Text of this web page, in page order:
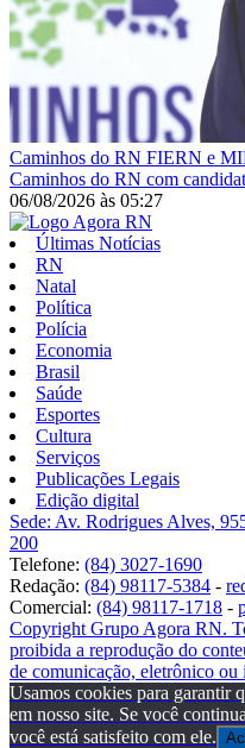
Caminhos do RN FIERN e
Caminhos do RN com
06/08/2026 às 05:27
Últimas Notícias
RN
Natal
Política
Polícia
Economia
Brasil
Saúde
Esportes
Cultura
Serviços
Publicações Legais
Edição digital
Sede: Av. Rodrigues Alves,
200
Telefone: (84) 3027-1690
Redação: (84) 98117-5384 -
Comercial: (84) 98117-1718 -
Copyright Grupo Agora RN.
proibida a reprodução do
de comunicação, eletrônico ou
Usamos cookies para garantir
em nosso site. Se você
você está satisfeito com ele.